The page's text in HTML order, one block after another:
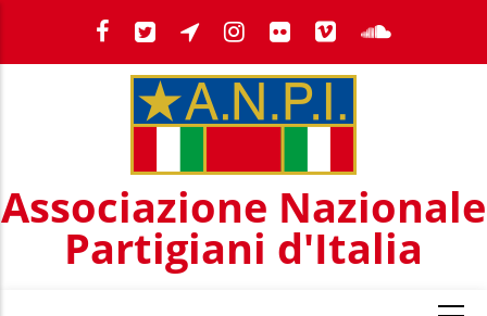
contenuto
Associazione Nazionale
Partigiani d'Italia